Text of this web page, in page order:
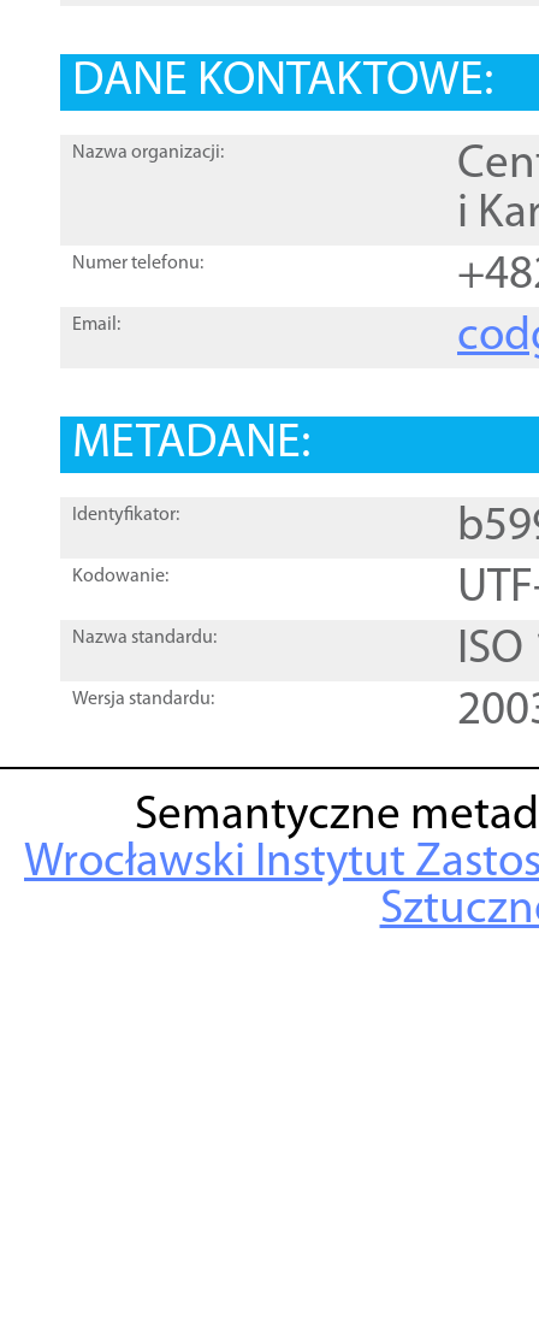
DANE KONTAKTOWE:
Nazwa organizacji:
i
Numer telefonu:
Email:
METADANE:
Identyfikator:
Kodowanie:
Nazwa standardu:
Wersja standardu:
Semantyczne
Wrocławski Instytut